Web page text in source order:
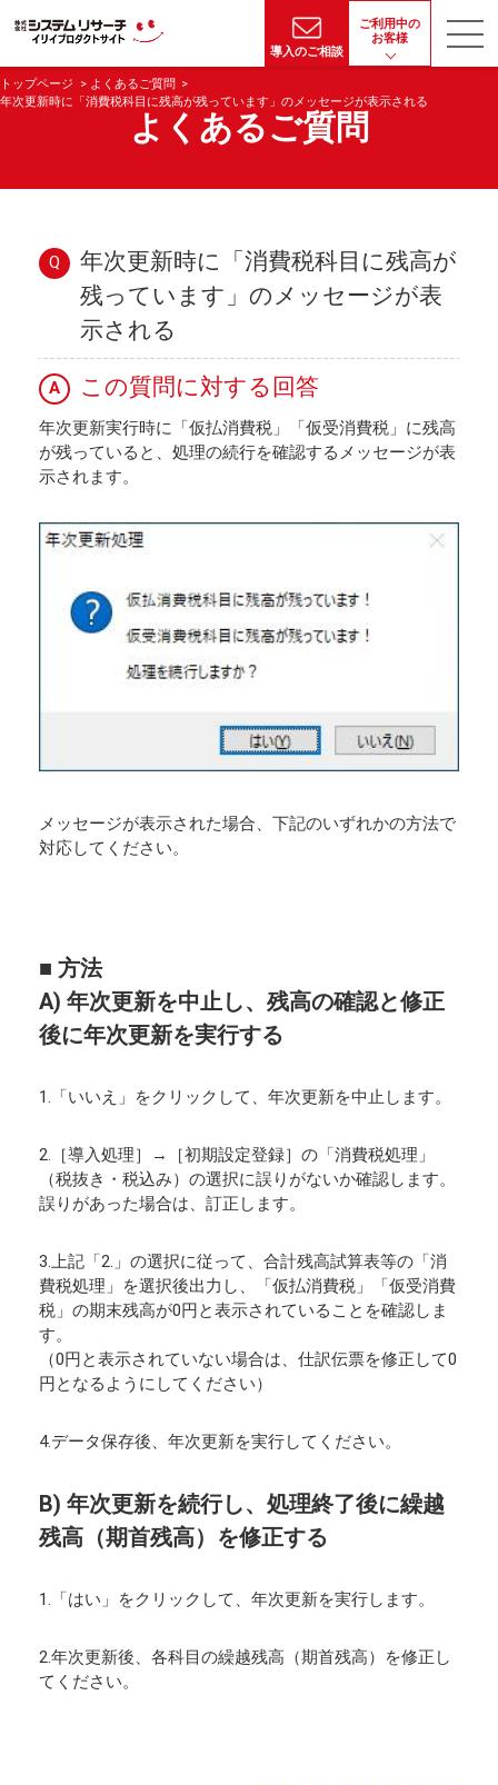
導入のご相談
ご利用中の
お客様
トップページ
よくあるご質問
年次更新時に「消費税科目に残高が残っています」のメッセージが表示される
よくあるご質問
Q
年次更新時に「消費税科目に残高が
残っています」のメッセージが表
示される
A この質問に対する回答
年次更新実行時に「仮払消費税」「仮受消費税」に残高
が残っていると、処理の続行を確認するメッセージが表
示されます。
メッセージが表示された場合、下記のいずれかの方法で
対応してください。
■ 方法
A) 年次更新を中止し、残高の確認と修正
後に年次更新を実行する
1.「いいえ」をクリックして、年次更新を中止します。
2.［導入処理］→［初期設定登録］の「消費税処理」
（税抜き・税込み）の選択に誤りがないか確認します。
誤りがあった場合は、訂正します。
3.上記「2.」の選択に従って、合計残高試算表等の「消
費税処理」を選択後出力し、「仮払消費税」「仮受消費
税」の期末残高が0円と表示されていることを確認しま
す。
（0円と表示されていない場合は、仕訳伝票を修正して0
円となるようにしてください）
4.データ保存後、年次更新を実行してください。
B) 年次更新を続行し、処理終了後に繰越
残高（期首残高）を修正する
1.「はい」をクリックして、年次更新を実行します。
2.年次更新後、各科目の繰越残高（期首残高）を修正し
てください。